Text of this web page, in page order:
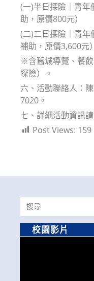
(一)半日探險｜青
助，原價800元）
(二)二日探險｜青
補助，原價3,600元）
※含舊城導覽、餐
探險）。
六、活動聯絡人：
7020。
七、詳細活動資訊
Post Views: 159
Search
for:
校園影片